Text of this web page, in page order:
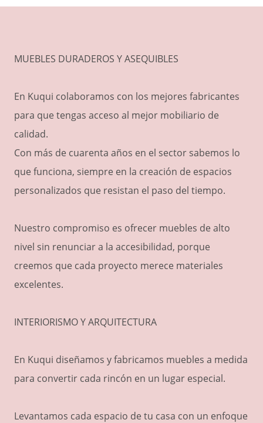
MUEBLES DURADEROS Y ASEQUIBLES
En Kuqui colaboramos con los mejores fabricantes
para que tengas acceso al mejor mobiliario de
calidad.
Con más de cuarenta años en el sector sabemos lo
que funciona, siempre en la creación de espacios
personalizados que resistan el paso del tiempo.
Nuestro compromiso es ofrecer muebles de alto
nivel sin renunciar a la accesibilidad, porque
creemos que cada proyecto merece materiales
excelentes.
INTERIORISMO Y ARQUITECTURA
En Kuqui diseñamos y fabricamos muebles a medida
para convertir cada rincón en un lugar especial.
Levantamos cada espacio de tu casa con un enfoque